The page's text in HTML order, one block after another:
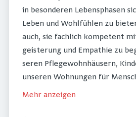
in besonderen Lebens­phasen
Leben und Wohl­fühlen zu
auch, sie fach­lich kompetent
geisterung und Em­pathie zu
seren Pflegewohn­häu­sern,
un­seren Woh­nun­gen für
Mehr anzeigen